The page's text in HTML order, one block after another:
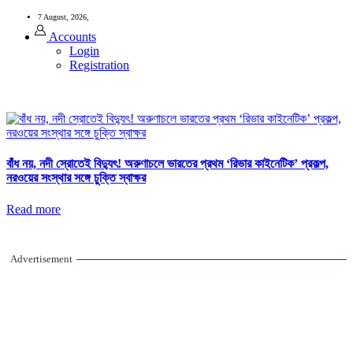
7 August, 2026,
Accounts
Login
Registration
বাঁধ নয়, নদী স্রোতেই বিদ্যুৎ! অরুণাচলে ভারতের প্রথম ‘রিভার কাইনেটিক’ প্রকল্প,
নরওয়ের সংস্থার সঙ্গে চুক্তি স্বাক্ষর
Read more
Advertisement